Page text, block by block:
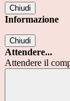
Chiudi
Informazione
Chiudi
Attendere...
Attendere il